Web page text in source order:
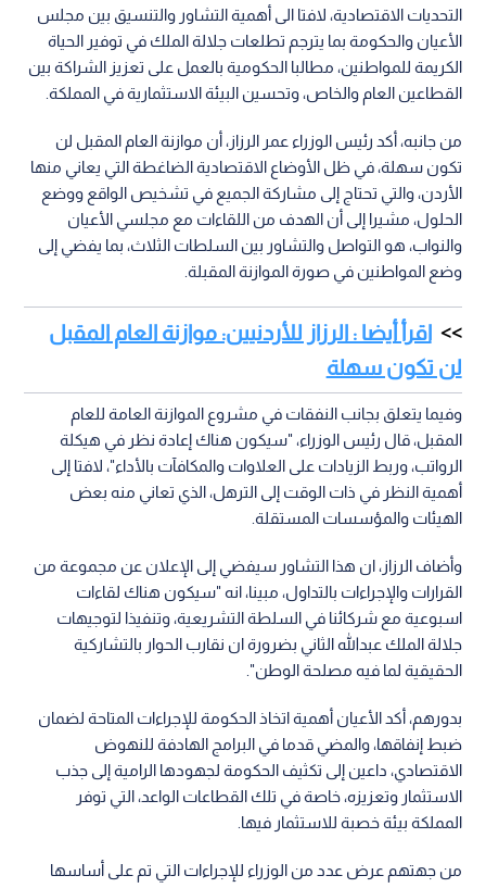
التحديات الاقتصادية، لافتا الى أهمية التشاور والتنسيق بين مجلس
الأعيان والحكومة بما يترجم تطلعات جلالة الملك في توفير الحياة
الكريمة للمواطنين، مطالبا الحكومية بالعمل على تعزيز الشراكة بين
القطاعين العام والخاص، وتحسين البيئة الاستثمارية في المملكة.
من جانبه، أكد رئيس الوزراء عمر الرزاز، أن موازنة العام المقبل لن
تكون سهلة، في ظل الأوضاع الاقتصادية الضاغطة التي يعاني منها
الأردن، والتي تحتاج إلى مشاركة الجميع في تشخيص الواقع ووضع
الحلول، مشيرا إلى أن الهدف من اللقاءات مع مجلسي الأعيان
والنواب، هو التواصل والتشاور بين السلطات الثلاث، بما يفضي إلى
وضع المواطنين في صورة الموازنة المقبلة.
اقرأ أيضا : الرزاز للأردنيين: موازنة العام المقبل
لن تكون سهلة
وفيما يتعلق بجانب النفقات في مشروع الموازنة العامة للعام
المقبل، قال رئيس الوزراء، "سيكون هناك إعادة نظر في هيكلة
الرواتب، وربط الزيادات على العلاوات والمكافآت بالأداء"، لافتا إلى
أهمية النظر في ذات الوقت إلى الترهل، الذي تعاني منه بعض
الهيئات والمؤسسات المستقلة.
وأضاف الرزاز، ان هذا التشاور سيفضي إلى الإعلان عن مجموعة من
القرارات والإجراءات بالتداول، مبينا، انه "سيكون هناك لقاءات
اسبوعية مع شركائنا في السلطة التشريعية، وتنفيذا لتوجيهات
جلالة الملك عبدالله الثاني بضرورة ان نقارب الحوار بالتشاركية
الحقيقية لما فيه مصلحة الوطن".
بدورهم، أكد الأعيان أهمية اتخاذ الحكومة للإجراءات المتاحة لضمان
ضبط إنفاقها، والمضي قدما في البرامج الهادفة للنهوض
الاقتصادي، داعين إلى تكثيف الحكومة لجهودها الرامية إلى جذب
الاستثمار وتعزيزه، خاصة في تلك القطاعات الواعد، التي توفر
المملكة بيئة خصبة للاستثمار فيها.
من جهتهم عرض عدد من الوزراء للإجراءات التي تم على أساسها